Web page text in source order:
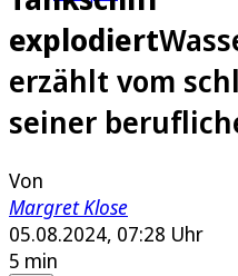
explodiert
erzählt vom
seiner
Von
Margret Klose
05.08.2024, 07:28 Uhr
5 min